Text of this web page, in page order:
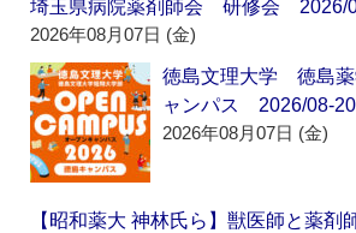
埼玉県病院薬剤師会 研修会 2026/
2026年08月07日 (金)
徳島文理大学 徳島
ャンパス 2026/08-
2026年08月07日 (金)
【昭和薬大 神林氏ら】獣医師と薬剤